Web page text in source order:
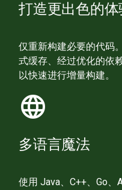
打造更出色的体
仅重新构建必要的代码
式缓存、经过优化的依
以快速进行增量构建。
language
多语言魔法
使用 Java、C++、Go